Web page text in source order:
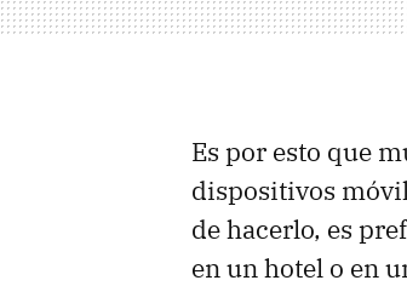
Es por esto que
dispositivos
de hacerlo, es
en un hotel o en